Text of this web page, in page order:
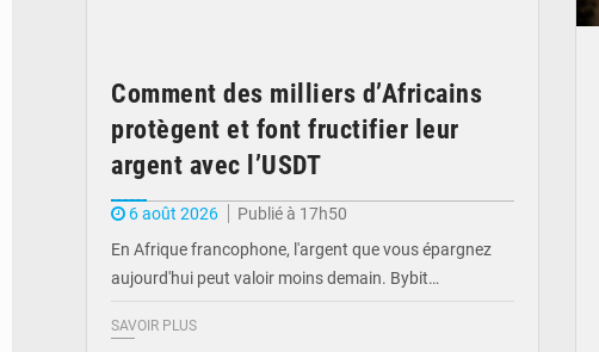
Comment des milliers d’Africains
protègent et font fructifier leur
argent avec l’USDT
6 août 2026
Publié à 17h50
En Afrique francophone, l'argent que vous épargnez
aujourd'hui peut valoir moins demain. Bybit…
SAVOIR PLUS